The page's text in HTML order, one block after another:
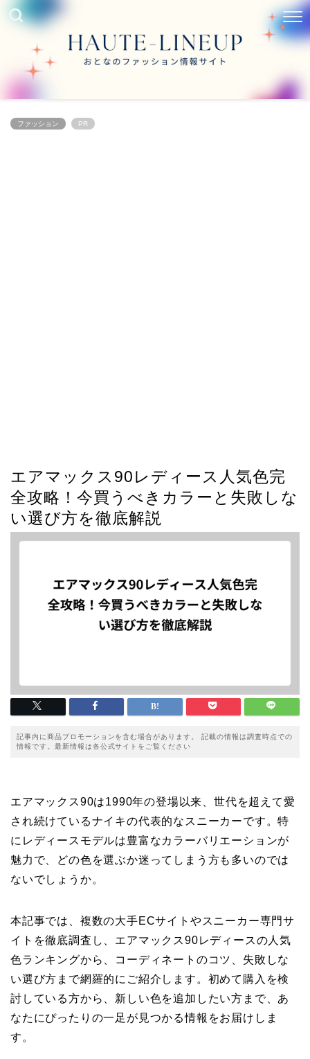
ファッション PR
エアマックス90レディース人気色完
全攻略！今買うべきカラーと失敗しな
い選び方を徹底解説
記事内に商品プロモーションを含む場合があります。 記載の情報は調査時点での
情報です。最新情報は各公式サイトをご覧ください
エアマックス90は1990年の登場以来、世代を超えて愛
され続けているナイキの代表的なスニーカーです。特
にレディースモデルは豊富なカラーバリエーションが
魅力で、どの色を選ぶか迷ってしまう方も多いのでは
ないでしょうか。
本記事では、複数の大手ECサイトやスニーカー専門サ
イトを徹底調査し、エアマックス90レディースの人気
色ランキングから、コーディネートのコツ、失敗しな
い選び方まで網羅的にご紹介します。初めて購入を検
討している方から、新しい色を追加したい方まで、あ
なたにぴったりの一足が見つかる情報をお届けしま
す。